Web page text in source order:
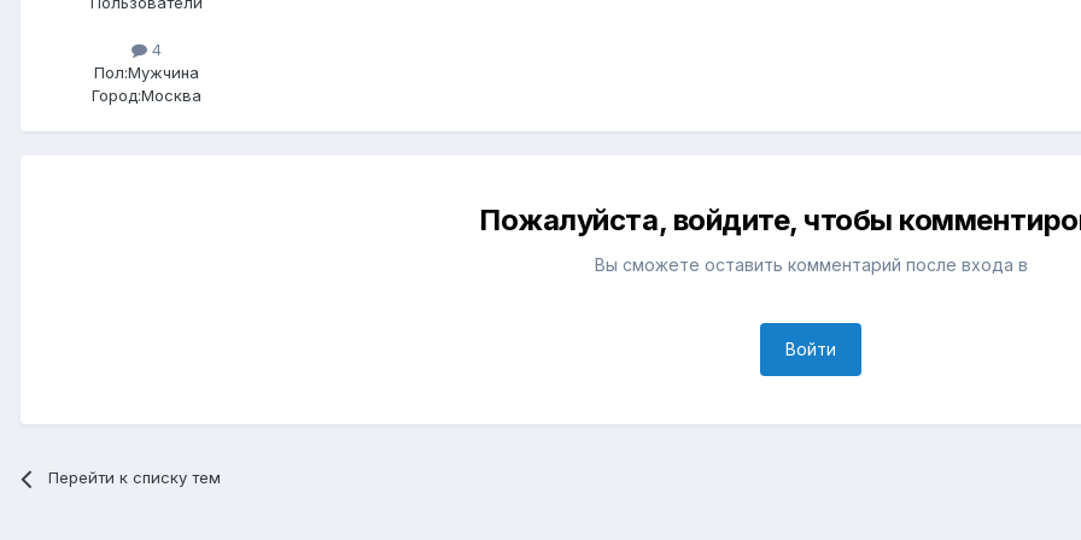
4
Пол:Мужчина
Город:Москва
Пожалуйста, войдите, чтобы
Вы сможете оставить комментарий после входа в
Войти
Перейти к списку тем